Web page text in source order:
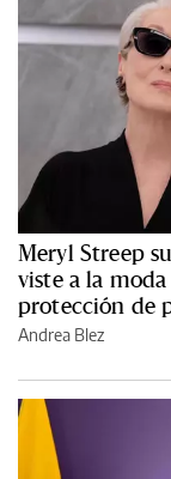
Meryl Streep
viste a la
protección de
Andrea Blez